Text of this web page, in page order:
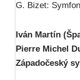
G. Bizet:
Iván Martín
Pierre Michel
Západočeský